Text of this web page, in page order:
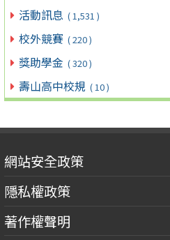
活動訊息 ( 1,531 )
校外競賽 ( 220 )
獎助學金 ( 320 )
壽山高中校規 ( 10 )
網站安全政策
隱私權政策
著作權聲明